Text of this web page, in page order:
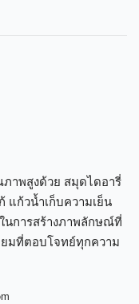
าพสูงด้วย สมุดไดอารี่
แก้วน้ำเก็บความเย็น
นการสร้างภาพลักษณ์ที่
มที่ตอบโจทย์ทุกความ